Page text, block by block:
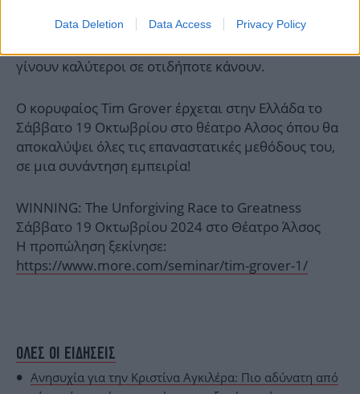
Data Deletion Data Access Privacy Policy
οδηγηθούν στο ανώτατο επίπεδο και φυσικά να
γίνουν καλύτεροι σε οτιδήποτε κάνουν.
Ο κορυφαίος Tim Grover έρχεται στην Ελλάδα το
Σάββατο 19 Οκτωβρίου στο θέατρο Αλσος όπου θα
αποκαλύψει όλες τις επαναστατικές μεθόδους του,
σε μια συνάντηση εμπειρία!
WINNING: The Unforgiving Race to Greatness
Σάββατο 19 Οκτωβρίου 2024 στο Θέατρο Άλσος
Η προπώληση ξεκίνησε:
https://www.more.com/seminar/tim-grover-1/
ΟΛΕΣ ΟΙ ΕΙΔΗΣΕΙΣ
Ανησυχία για την Κριστίνα Αγκιλέρα: Πιο αδύνατη από